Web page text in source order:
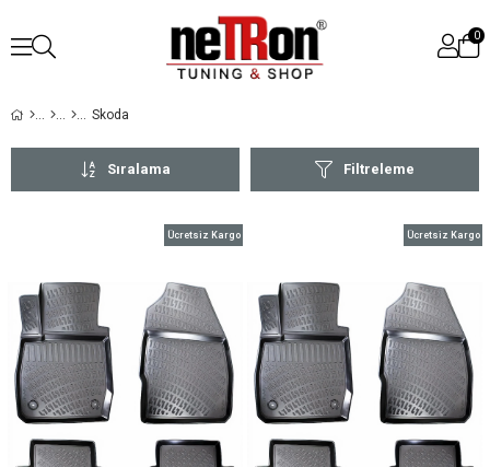
0
Skoda
Filtreleme
Sıralama
Ücretsiz Kargo Ücretsiz Kargo